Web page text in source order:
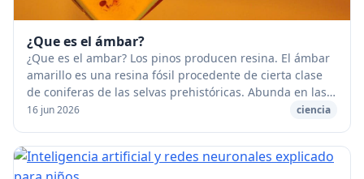
¿Que es el ámbar?
¿Que es el ambar? Los pinos producen resina. El ámbar
amarillo es una resina fósil procedente de cierta clase
de coniferas de las selvas prehistóricas. Abunda en las
arenas de las playas del Báltico; ...
16 jun 2026 ciencia